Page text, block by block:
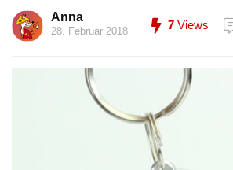
Anna
28. Februar 2018 7 Views